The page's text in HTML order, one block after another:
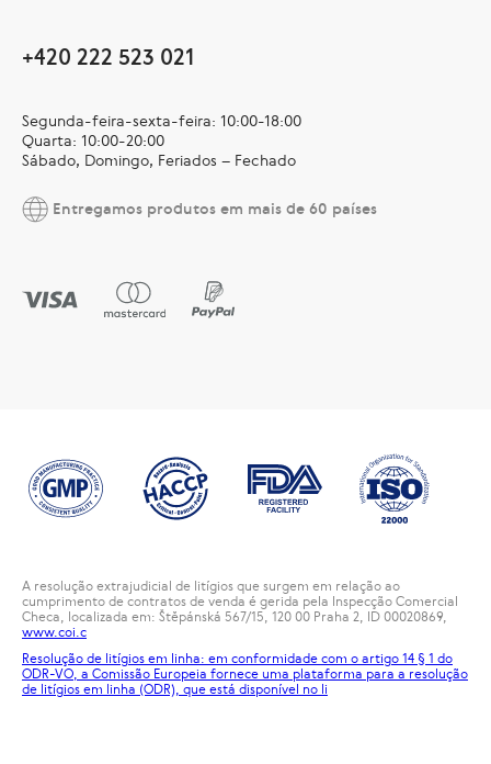
+420 222 523 021
Segunda-feira-sexta-feira: 10:00-18:00
Quarta: 10:00-20:00
Sábado, Domingo, Feriados – Fechado
Entregamos produtos em mais de 60 países
A resolução extrajudicial de litígios que surgem em relação ao
cumprimento de contratos de venda é gerida pela Inspecção Comercial
Checa, localizada em: Štěpánská 567/15, 120 00 Praha 2, ID 00020869,
www.coi.c
Resolução de litígios em linha: em conformidade com o artigo 14 § 1 do
ODR-VO, a Comissão Europeia fornece uma plataforma para a resolução
de litígios em linha (ODR), que está disponível no li